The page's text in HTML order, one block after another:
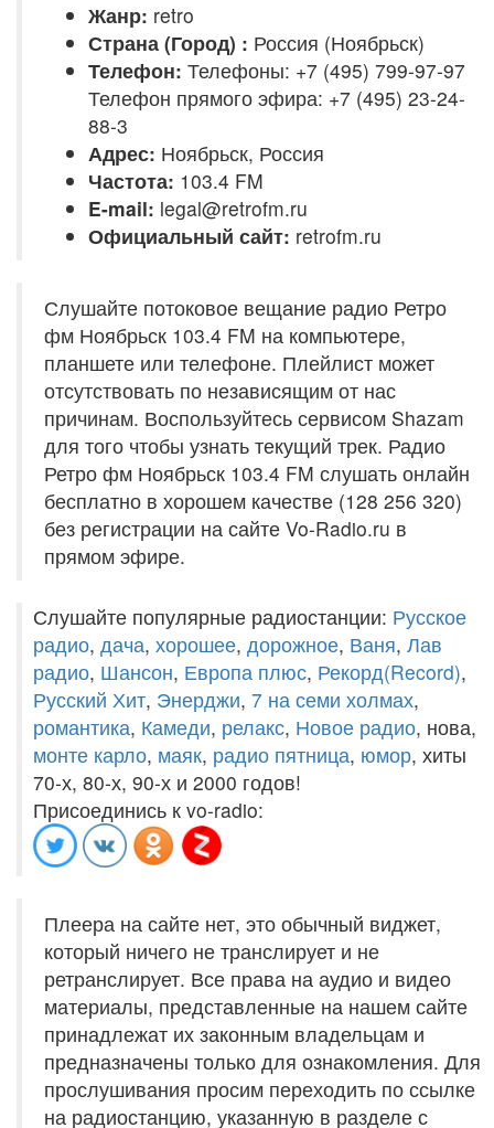
Жанр: retro
Страна (Город) : Россия (Ноябрьск)
Телефон: Телефоны: +7 (495) 799-97-97
Телефон прямого эфира: +7 (495) 23-24-
88-3
Адрес: Ноябрьск, Россия
Частота: 103.4 FM
E-mail: legal@retrofm.ru
Официальный сайт: retrofm.ru
Слушайте потоковое вещание радио Ретро
фм Ноябрьск 103.4 FM на компьютере,
планшете или телефоне. Плейлист может
отсутствовать по независящим от нас
причинам. Воспользуйтесь сервисом Shazam
для того чтобы узнать текущий трек. Радио
Ретро фм Ноябрьск 103.4 FM слушать онлайн
бесплатно в хорошем качестве (128 256 320)
без регистрации на сайте Vo-Radio.ru в
прямом эфире.
Слушайте популярные радиостанции: Русское
радио, дача, хорошее, дорожное, Ваня, Лав
радио, Шансон, Европа плюс, Рекорд(Record),
Русский Хит, Энерджи, 7 на семи холмах,
романтика, Камеди, релакс, Новое радио, нова,
монте карло, маяк, радио пятница, юмор, хиты
70-х, 80-х, 90-х и 2000 годов!
Присоединись к vo-radio:
Плеера на сайте нет, это обычный виджет,
который ничего не транслирует и не
ретранслирует. Все права на аудио и видео
материалы, представленные на нашем сайте
принадлежат их законным владельцам и
предназначены только для ознакомления. Для
прослушивания просим переходить по ссылке
на радиостанцию, указанную в разделе с